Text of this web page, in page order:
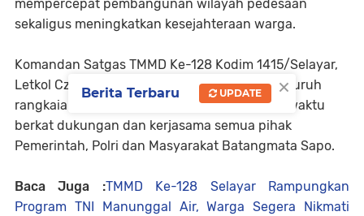
mempercepat pembangunan wilayah pedesaan
sekaligus meningkatkan kesejahteraan warga.
Komandan Satgas TMMD Ke-128 Kodim 1415/Selayar,
Letkol Czi Yudo Harianto, S.T., mengatakan seluruh
rangkaian kegiatan dapat diselesaikan tepat waktu
berkat dukungan dan kerjasama semua pihak
Pemerintah, Polri dan Masyarakat Batangmata Sapo.
Baca Juga :TMMD Ke-128 Selayar Rampungkan
Program TNI Manunggal Air, Warga Segera Nikmati
×
Berita Terbaru UPDATE